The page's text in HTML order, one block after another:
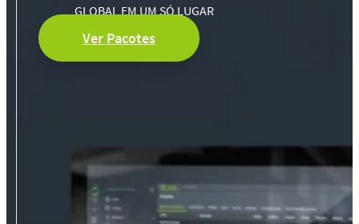
GLOBAL EM UM SÓ LUGAR
Ver Pacotes